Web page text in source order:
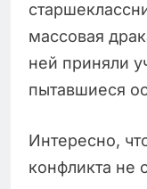
массовая
ней приняли
пытавшиеся
Интересно,
конфликта не